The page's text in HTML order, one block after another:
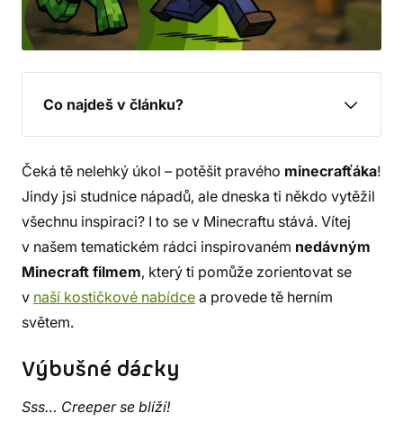
Co najdeš v článku?
Čeká tě nelehký úkol – potěšit pravého minecrafťáka!
Jindy jsi studnice nápadů, ale dneska ti někdo vytěžil
všechnu inspiraci? I to se v Minecraftu stává. Vítej
v našem tematickém rádci inspirovaném nedávným
Minecraft filmem, který ti pomůže zorientovat se
v naší kostičkové nabídce a provede tě herním
světem.
Výbušné dárky
Sss… Creeper se blíží!